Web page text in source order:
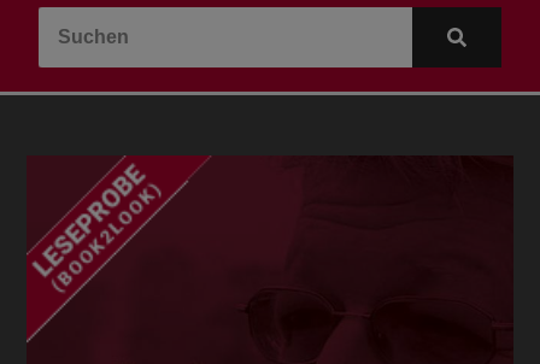
LEBEN & GLAUBE
KINDER- & JUGENDBUCH
VERLAG
IDEEN & BEGLEITMATERIAL